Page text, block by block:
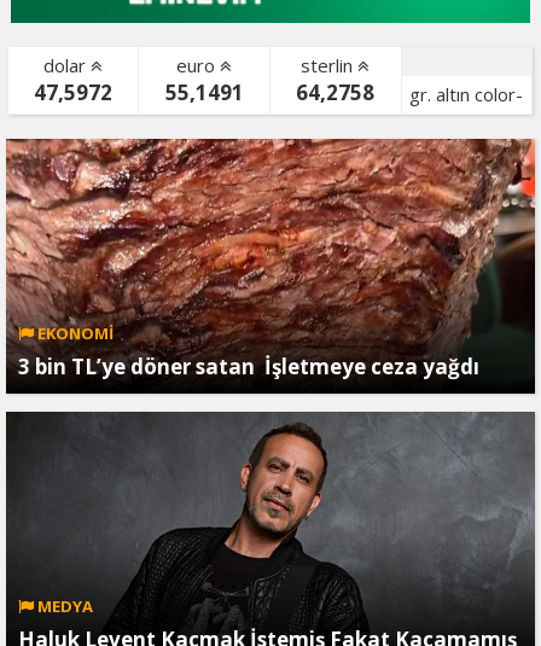
dolar
47,5972
euro
55,1491
sterlin
64,2758
gr. altın color-
bist color-
EKONOMİ
3 bin TL’ye döner satan İşletmeye ceza yağdı
MEDYA
Haluk Levent Kaçmak İstemiş Fakat Kaçamamış